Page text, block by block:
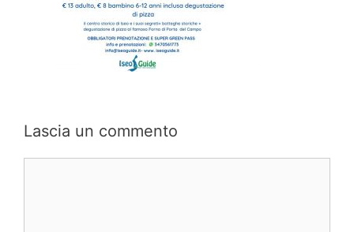
Lascia un commento